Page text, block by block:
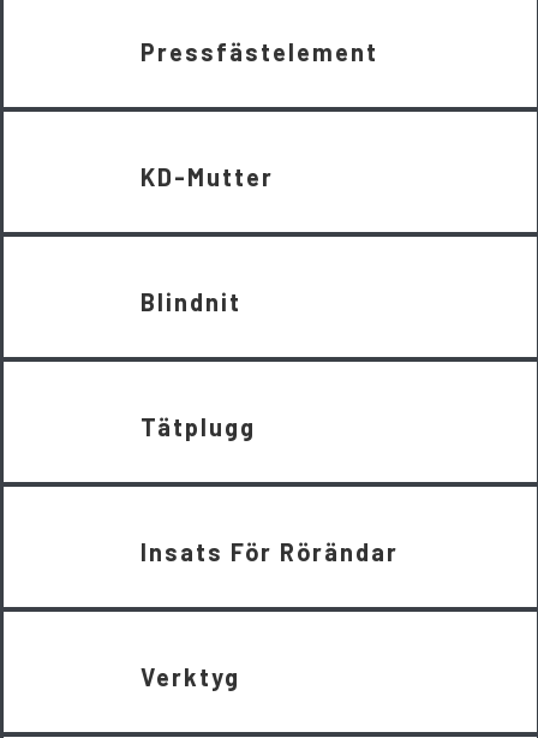
Pressfästelement
KD-Mutter
Blindnit
Tätplugg
Insats För Rörändar
Verktyg